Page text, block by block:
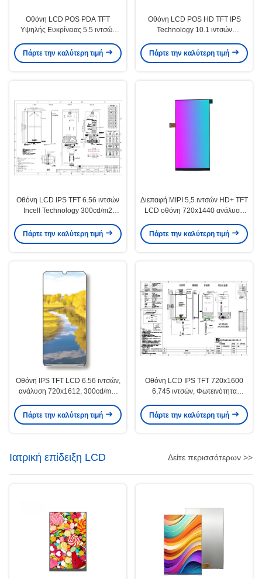
Οθόνη LCD POS PDA TFT
Υψηλής Ευκρίνειας 5.5 ιντσών
Incell
Πάρτε την καλύτερη τιμή
Οθόνη LCD POS HD TFT IPS
Technology 10.1 ιντσών
Πάρτε την καλύτερη τιμή
Οθόνη LCD IPS TFT 6.56 ιντσών
Incell Technology 300cd/m2
Πάρτε την καλύτερη τιμή
Διεπαφή MIPI 5,5 ιντσών HD+ TFT
LCD οθόνη 720x1440 ανάλυση
Πάρτε την καλύτερη τιμή
Οθόνη IPS TFT LCD 6.56 ιντσών,
ανάλυση 720x1612, 300cd/m2,
Πάρτε την καλύτερη τιμή
Οθόνη LCD IPS TFT 720x1600
6,745 ιντσών, Φωτεινότητα
Πάρτε την καλύτερη τιμή
Ιατρική επίδειξη LCD Δείτε περισσότερων >>